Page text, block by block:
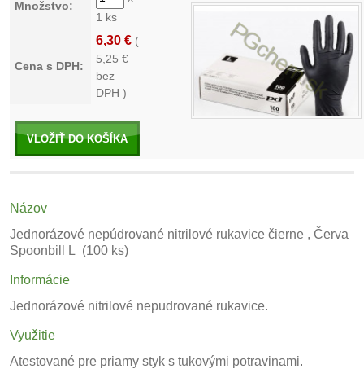
Množstvo:
1 ks
Cena s DPH:
6,30 € (
5,25 €
bez
DPH )
VLOŽIŤ DO KOŠÍKA
Názov
Jednorázové nepúdrované nitrilové rukavice čierne , Červa
Spoonbill L (100 ks)
Informácie
Jednorázové nitrilové nepudrované rukavice.
Využitie
Atestované pre priamy styk s tukovými potravinami.